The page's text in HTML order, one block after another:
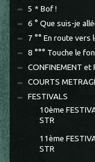
5 * Bof !
6 ° Que suis-je
7 °° En route vers
8 °°° Touche le
CONFINEMENT et
COURTS
FESTIVALS
10ème
STR
11ème
STR